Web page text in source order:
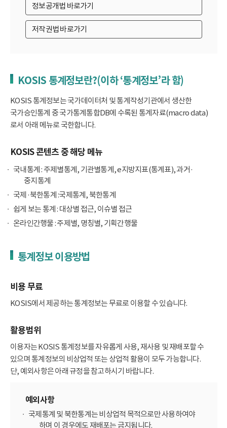
정보공개법 바로가기
저작권법 바로가기
KOSIS 통계정보란?(이하 ‘통계정보’라 함)
KOSIS 통계정보는 국가데이터처 및 통계작성기관에서 생산한
국가승인통계 중 국가통계통합DB에 수록된 통계자료(macro data)
로서 아래 메뉴로 국한합니다.
KOSIS 콘텐츠 중 해당 메뉴
국내통계 : 주제별통계, 기관별통계, e지방지표(통계표), 과거·
중지통계
국제·북한통계 :국제통계, 북한통계
쉽게 보는 통계 : 대상별 접근, 이슈별 접근
온라인간행물 : 주제별, 명칭별, 기획간행물
통계정보 이용방법
비용 무료
KOSIS에서 제공하는 통계정보는 무료로 이용할 수 있습니다.
활용범위
이용자는 KOSIS 통계정보를 자유롭게 사용, 재사용 및 재배포할 수
있으며 통계정보의 비상업적 또는 상업적 활용이 모두 가능합니다.
단, 예외사항은 아래 규정을 참고하시기 바랍니다.
예외사항
국제통계 및 북한통계는 비상업적 목적으로만 사용하여야
하며 이 경우에도 재배포는 금지됩니다.